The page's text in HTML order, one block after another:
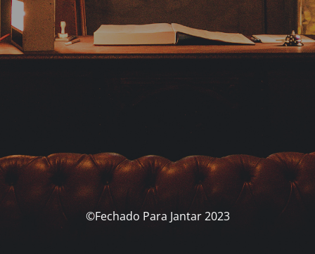
©Fechado Para Jantar 2023